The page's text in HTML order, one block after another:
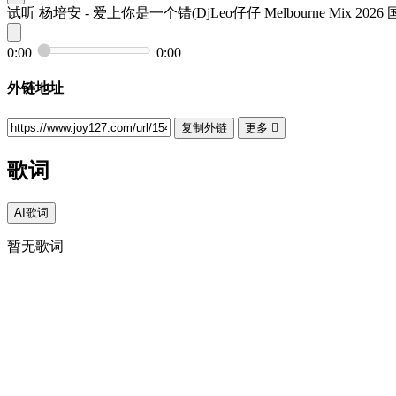
试听 杨培安 - 爱上你是一个错(DjLeo仔仔 Melbourne Mix 2026
0:00 0:00
外链地址
复制外链 更多 
歌词
AI歌词
暂无歌词